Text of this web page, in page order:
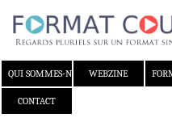
QUI SOMMES-NOUS ?WEBZINE
CONTACT